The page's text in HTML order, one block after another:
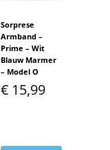
Sorprese
Armband –
Prime – Wit
Blauw Marmer
– Model O
€ 15,99